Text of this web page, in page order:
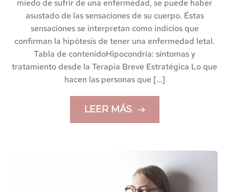
miedo de sufrir de una enfermedad, se puede haber
asustado de las sensaciones de su cuerpo. Éstas
sensaciones se interpretan como indicios que
confirman la hipótesis de tener una enfermedad letal.
Tabla de contenidoHipocondría: síntomas y
tratamiento desde la Terapia Breve Estratégica Lo que
hacen las personas que […]
LEER MÁS